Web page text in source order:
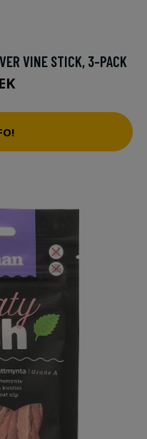
VINE STICK, 3-PACK